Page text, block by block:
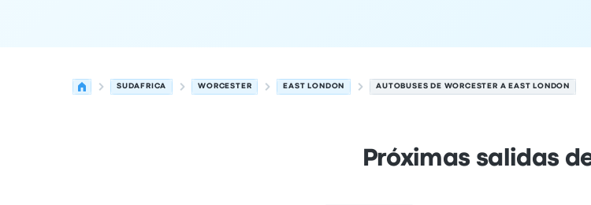
SUDAFRICA WORCESTER EAST LONDON AUTOBUSES DE WORCESTER A EAST LONDON
Próximas salidas